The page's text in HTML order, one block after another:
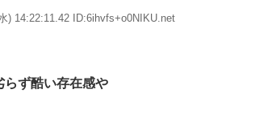
) 14:22:11.42 ID:6ihvfs+o0NIKU.net
らず酷い存在感や